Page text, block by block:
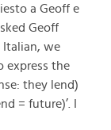
a Geoff e
Geoff
Italian, we
express the
they lend)
= future)’. I